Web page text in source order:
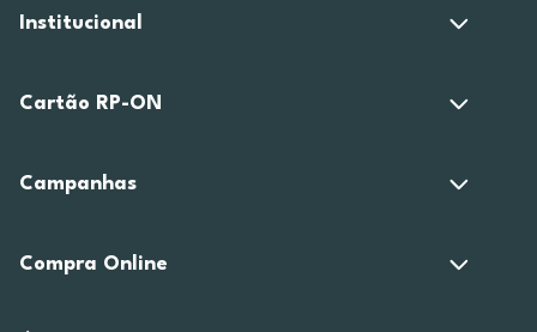
Institucional
Cartão RP-ON
Campanhas
Compra Online